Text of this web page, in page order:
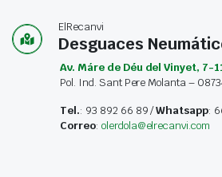
ElRecanvi
Desguaces
Av. Máre de Déu del Vinyet, 7-
Pol. Ind. Sant Pere Molanta –
Tel.: 93 892 66 89 /Whatsapp:
Correo: olerdola@elrecanvi.com